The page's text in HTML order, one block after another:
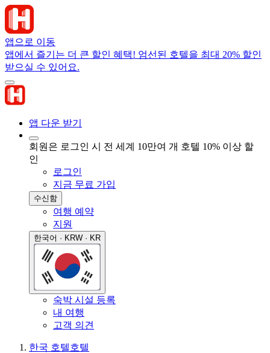
앱으로 이동
앱에서 즐기는 더 큰 할인 혜택! 엄선된 호텔을 최대 20% 할인
받으실 수 있어요.
앱 다운 받기
회원은 로그인 시 전 세계 10만여 개 호텔 10% 이상 할
인
로그인
지금 무료 가입
수신함
여행 예약
지원
한국어 · KRW · KR
숙박 시설 등록
내 여행
고객 의견
한국 호텔호텔